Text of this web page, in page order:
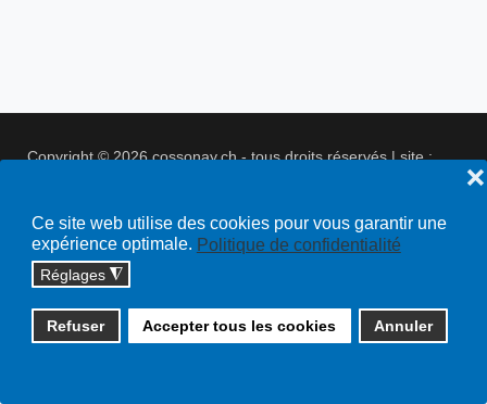
Ce site web utilise des cookies pour vous garantir une
expérience optimale. Politique de confidentialité
Réglages ◮
Refuser Accepter tous les cookies Annuler
❌
Copyright © 2026 cossonay.ch - tous droits réservés | site :
Plan du site